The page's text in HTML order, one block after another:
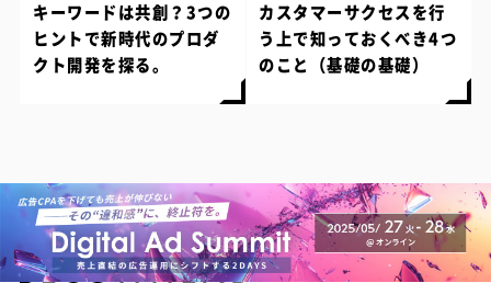
キーワードは共創？3つの
ヒントで新時代のプロダ
クト開発を探る。
カスタマーサクセスを行
う上で知っておくべき4つ
のこと（基礎の基礎）